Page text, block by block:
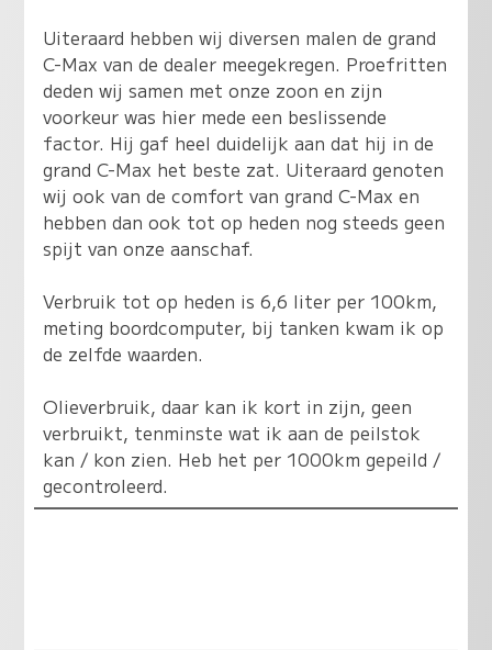
Uiteraard hebben wij diversen malen de grand
C-Max van de dealer meegekregen. Proefritten
deden wij samen met onze zoon en zijn
voorkeur was hier mede een beslissende
factor. Hij gaf heel duidelijk aan dat hij in de
grand C-Max het beste zat. Uiteraard genoten
wij ook van de comfort van grand C-Max en
hebben dan ook tot op heden nog steeds geen
spijt van onze aanschaf.
Verbruik tot op heden is 6,6 liter per 100km,
meting boordcomputer, bij tanken kwam ik op
de zelfde waarden.
Olieverbruik, daar kan ik kort in zijn, geen
verbruikt, tenminste wat ik aan de peilstok
kan / kon zien. Heb het per 1000km gepeild /
gecontroleerd.